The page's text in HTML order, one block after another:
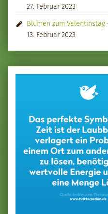
27. Februar 2023
Blumen zum
13. Februar 2023